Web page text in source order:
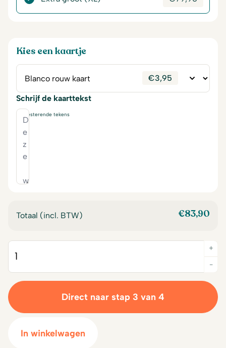
Kies een kaartje
€3,95
Schrijf de kaarttekst
resterende tekens
Totaal (incl. BTW) €83,90
-
+
Direct naar stap 3 van 4
In winkelwagen